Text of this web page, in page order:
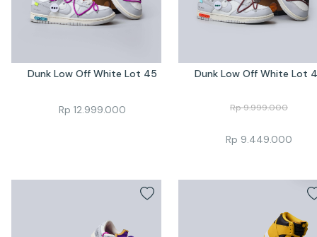
Dunk Low Off White Lot 45
Rp 12.999.000
Dunk Low Off White Lot
Rp9.999.000
Rp 9.449.000